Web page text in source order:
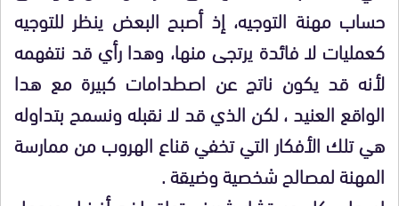
حساب مهنة التوجيه، إذ أصبح البعض ينظر للتوجيه
كعمليات لا فائدة يرتجى منها، وهدا رأي قد نتفهمه
لأنه قد يكون ناتج عن اصطدامات كبيرة مع هدا
الواقع العنيد ، لكن الذي قد لا نقبله ونسمح بتداوله
هي تلك الأفكار التي تخفي قناع الهروب من ممارسة
المهنة لمصالح شخصية وضيقة .